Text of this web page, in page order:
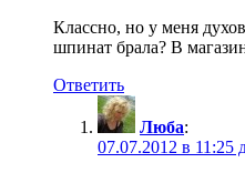
Классно, но у меня
шпинат брала? В
Ответить
Люба:
07.07.2012 в 11:25